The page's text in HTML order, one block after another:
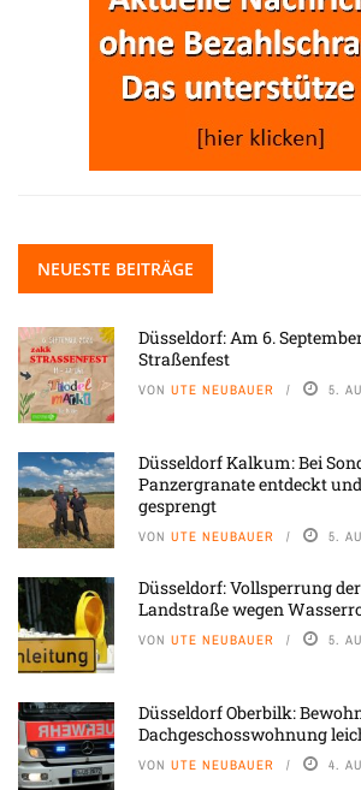
NEUESTE BEITRÄGE
Düsseldorf: Am 6.
Straßenfest
VON UTE NEUBAUER 5.
Düsseldorf Kalkum: Bei
Panzergranate entdeckt
gesprengt
VON UTE NEUBAUER 5.
Düsseldorf: Vollsperrung
Landstraße wegen
VON UTE NEUBAUER 5.
Düsseldorf Oberbilk:
Dachgeschosswohnung
VON UTE NEUBAUER 4.